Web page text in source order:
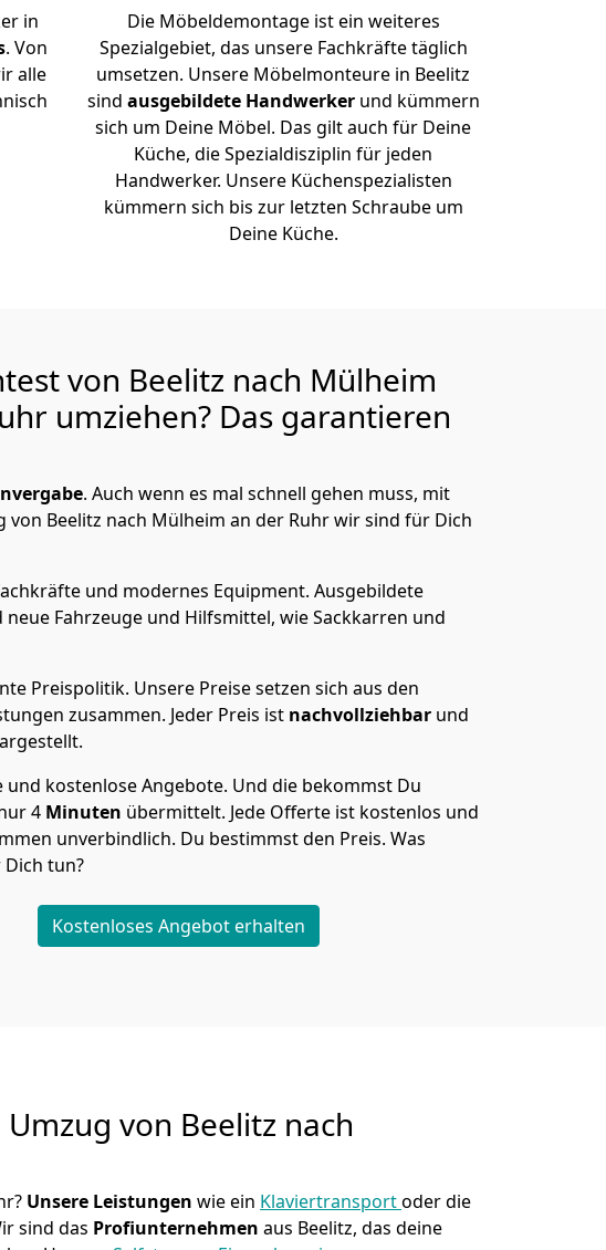
in
. Von
alle
Die Möbeldemontage ist ein weiteres
Spezialgebiet, das unsere Fachkräfte täglich
umsetzen. Unsere Möbelmonteure in Beelitz
sind ausgebildete Handwerker und kümmern
sich um Deine Möbel. Das gilt auch für Deine
Küche, die Spezialdisziplin für jeden
Handwerker. Unsere Küchenspezialisten
kümmern sich bis zur letzten Schraube um
Deine Küche.
von Beelitz nach Mülheim
umziehen? Das garantieren
. Auch wenn es mal schnell gehen muss, mit
von Beelitz nach Mülheim an der Ruhr wir sind für Dich
und modernes Equipment. Ausgebildete
neue Fahrzeuge und Hilfsmittel, wie Sackkarren und
Preispolitik. Unsere Preise setzen sich aus den
zusammen. Jeder Preis ist nachvollziehbar und
und kostenlose Angebote. Und die bekommst Du
4 Minuten übermittelt. Jede Offerte ist kostenlos und
unverbindlich. Du bestimmst den Preis. Was
tun?
Kostenloses Angebot erhalten
von Beelitz nach
Unsere Leistungen wie ein Klaviertransportoder die
sind das Profiunternehmen aus Beelitz, das deine